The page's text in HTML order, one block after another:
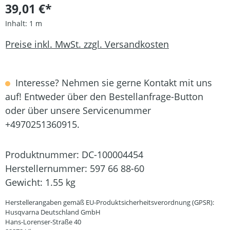
39,01 €*
Inhalt: 1 m
Preise inkl. MwSt. zzgl. Versandkosten
Interesse? Nehmen sie gerne Kontakt mit uns
auf! Entweder über den Bestellanfrage-Button
oder über unsere Servicenummer
+4970251360915.
Produktnummer: DC-100004454
Herstellernummer: 597 66 88-60
Gewicht: 1.55 kg
Herstellerangaben gemäß EU-Produktsicherheitsverordnung (GPSR):
Husqvarna Deutschland GmbH
Hans-Lorenser-Straße 40